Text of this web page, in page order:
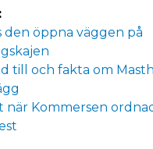
den öppna väggen på
till och fakta om
när Kommersen